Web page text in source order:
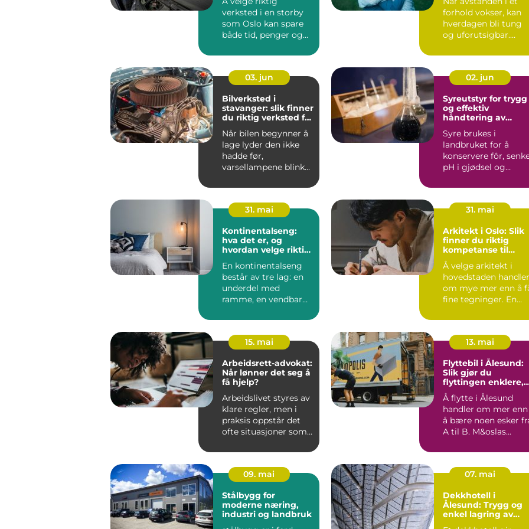
verksted i en storby
som Oslo kan spare
både tid, penger og
bileie...
forhold vokser, kan
hverdagen bli tung
og uforutsigbar.
period...
03. jun
Bilverksted i
stavanger: slik finner
du riktig verksted for
Når bilen begynner å
lage lyder den ikke
hadde før,
varsellampene blinker
dukke...
02. jun
Syreutstyr for trygg
og effektiv
håndtering av
Syre brukes i
landbruket for å
konservere fôr,
pH i gjødsel og
Samtidig er s...
31. mai
Kontinentalseng:
hva det er, og
hvordan velge riktig
En kontinentalseng
består av tre lag: en
underdel med
ramme, en vendbar
overmadra...
31. mai
Arkitekt i Oslo: Slik
finner du riktig
kompetanse til
prosjektet ditt
Å velge arkitekt i
hovedstaden handler
om mye mer enn å
fine tegninger. En
15. mai
Arbeidsrett-advokat:
Når lønner det seg å
få hjelp?
Arbeidslivet styres av
klare regler, men i
praksis oppstår det
ofte situasjoner som
13. mai
Flyttebil i Ålesund:
Slik gjør du
flyttingen enklere,
tryggere og mer
effektiv
Å flytte i Ålesund
handler om mer enn
å bære noen esker
A til B. M&oslas...
09. mai
Stålbygg for
moderne næring,
industri og landbruk
07. mai
Dekkhotell i
Ålesund: Trygg og
enkel lagring av